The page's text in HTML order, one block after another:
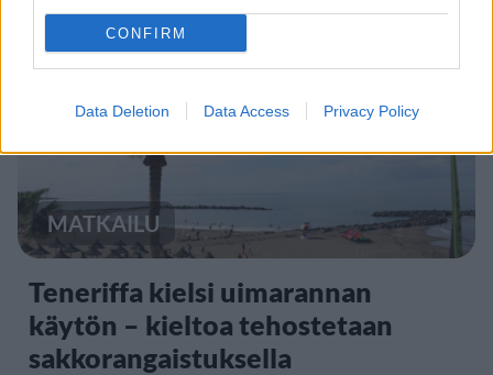
CONFIRM
Data Deletion Data Access Privacy Policy
4
MATKAILU
Teneriffa kielsi uimarannan
käytön – kieltoa tehostetaan
sakkorangaistuksella